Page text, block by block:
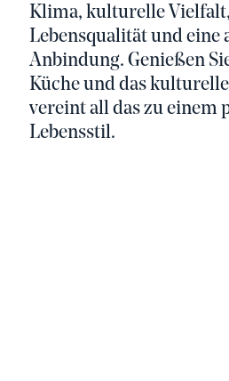
Klima, kulturelle
Lebensqualität und eine
Anbindung. Genießen
Küche und das
vereint all das zu einem
Lebensstil.